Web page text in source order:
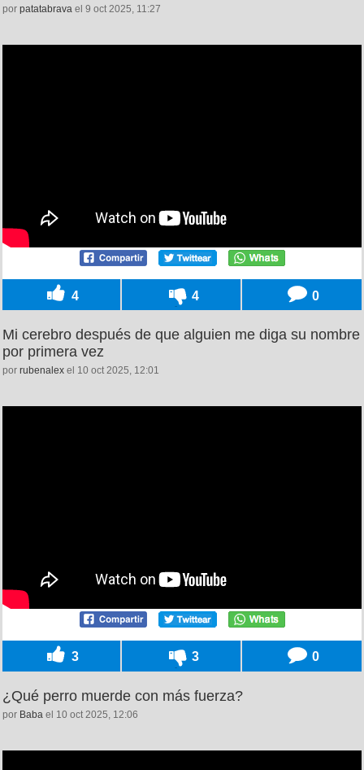
por patatabrava el 9 oct 2025, 11:27
4 4 0
Mi cerebro después de que alguien me diga su nombre
por primera vez
por rubenalex el 10 oct 2025, 12:01
3 3 0
¿Qué perro muerde con más fuerza?
por Baba el 10 oct 2025, 12:06